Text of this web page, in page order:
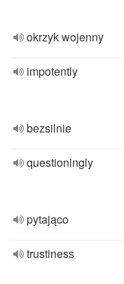
okrzyk wojenny
impotently
bezsilnie
questioningly
pytająco
trustiness